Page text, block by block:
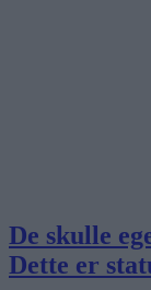
De skulle
Dette er